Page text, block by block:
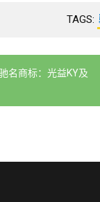
TAGS:
名商标：光益KY及